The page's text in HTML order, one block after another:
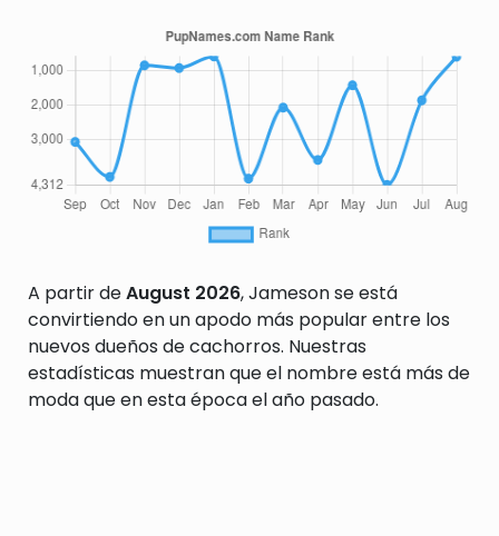
A partir deAugust 2026, Jameson se está
convirtiendo en un apodo más popular entre los
nuevos dueños de cachorros. Nuestras
estadísticas muestran que el nombre está más de
moda que en esta época el año pasado.